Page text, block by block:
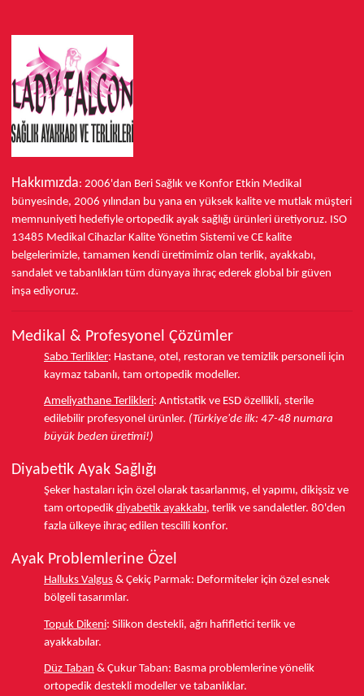
Hakkımızda: 2006'dan Beri Sağlık ve Konfor Etkin Medikal
bünyesinde, 2006 yılından bu yana en yüksek kalite ve mutlak müşteri
memnuniyeti hedefiyle ortopedik ayak sağlığı ürünleri üretiyoruz. ISO
13485 Medikal Cihazlar Kalite Yönetim Sistemi ve CE kalite
belgelerimizle, tamamen kendi üretimimiz olan terlik, ayakkabı,
sandalet ve tabanlıkları tüm dünyaya ihraç ederek global bir güven
inşa ediyoruz.
Medikal & Profesyonel Çözümler
Sabo Terlikler: Hastane, otel, restoran ve temizlik personeli için
kaymaz tabanlı, tam ortopedik modeller.
Ameliyathane Terlikleri: Antistatik ve ESD özellikli, sterile
edilebilir profesyonel ürünler. (Türkiye'de ilk: 47-48 numara
büyük beden üretimi!)
Diyabetik Ayak Sağlığı
Şeker hastaları için özel olarak tasarlanmış, el yapımı, dikişsiz ve
tam ortopedik diyabetik ayakkabı, terlik ve sandaletler. 80'den
fazla ülkeye ihraç edilen tescilli konfor.
Ayak Problemlerine Özel
Halluks Valgus & Çekiç Parmak: Deformiteler için özel esnek
bölgeli tasarımlar.
Topuk Dikeni: Silikon destekli, ağrı hafifletici terlik ve
ayakkabılar.
Düz Taban & Çukur Taban: Basma problemlerine yönelik
ortopedik destekli modeller ve tabanlıklar.